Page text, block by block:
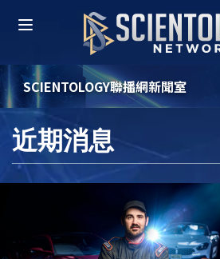
SCIENTOLOGY聯播網新聞室
近期消息